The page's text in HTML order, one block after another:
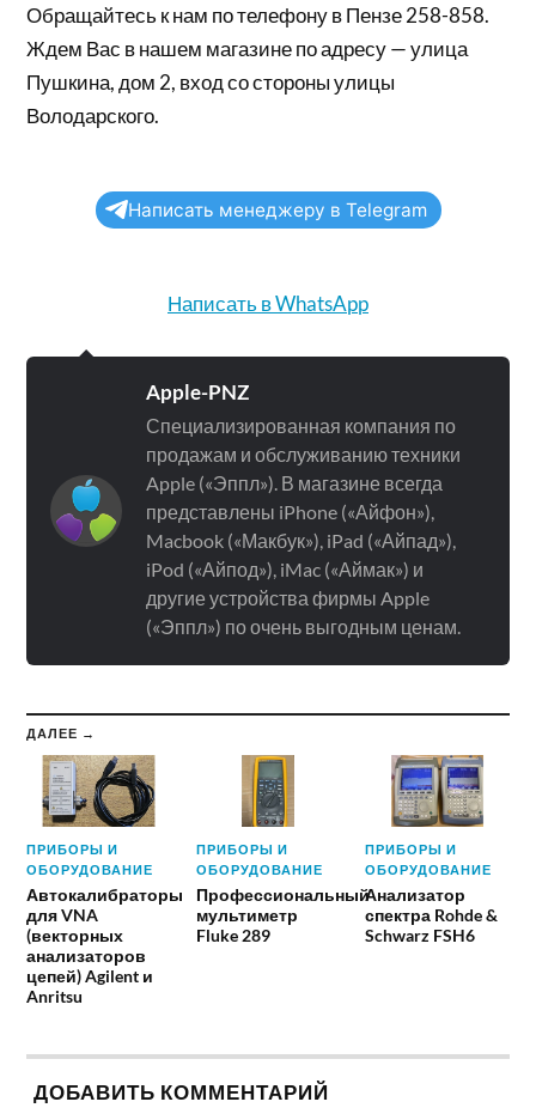
Обращайтесь к нам по телефону в Пензе 258-858.
Ждем Вас в нашем магазине по адресу — улица
Пушкина, дом 2, вход со стороны улицы
Володарского.
Написать менеджеру в Telegram
Написать в WhatsApp
Apple-PNZ
Специализированная компания по
продажам и обслуживанию техники
Apple («Эппл»). В магазине всегда
представлены iPhone («Айфон»),
Macbook («Макбук»), iPad («Айпад»),
iPod («Айпод»), iMac («Аймак») и
другие устройства фирмы Apple
(«Эппл») по очень выгодным ценам.
ДАЛЕЕ →
ПРИБОРЫ И
ОБОРУДОВАНИЕ
Автокалибраторы
для VNA
(векторных
анализаторов
цепей) Agilent и
Anritsu
ПРИБОРЫ И
ОБОРУДОВАНИЕ
Профессиональный
мультиметр
Fluke 289
ПРИБОРЫ И
ОБОРУДОВАНИЕ
Анализатор
спектра Rohde &
Schwarz FSH6
ДОБАВИТЬ КОММЕНТАРИЙ